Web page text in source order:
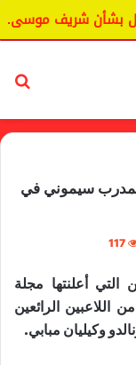
بشأن شريف موسى.
للمدرب سيموني في
117
أعلنتها مجلة
اللاعبين الرائعين
وكيليان مبابي.